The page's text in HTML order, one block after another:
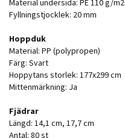
Material undersida: PE 110 g/m2
Fyllningstjocklek: 20 mm
Hoppduk
Material: PP (polypropen)
Färg: Svart
Hoppytans storlek: 177x299 cm
Mittenmärkning: Ja
Fjädrar
Längd: 14,1 cm, 17,7 cm
Antal: 80 st